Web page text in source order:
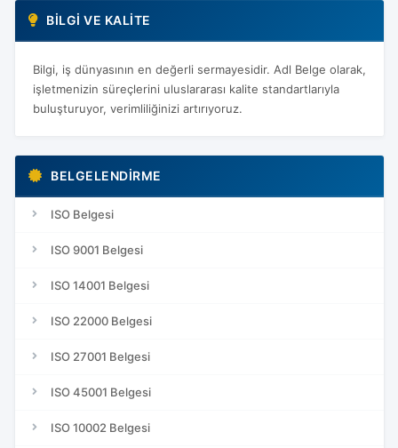
BILGI VE KALITE
Bilgi, iş dünyasının en değerli sermayesidir. Adl Belge olarak,
işletmenizin süreçlerini uluslararası kalite standartlarıyla
buluşturuyor, verimliliğinizi artırıyoruz.
BELGELENDIRME
ISO Belgesi
ISO 9001 Belgesi
ISO 14001 Belgesi
ISO 22000 Belgesi
ISO 27001 Belgesi
ISO 45001 Belgesi
ISO 10002 Belgesi